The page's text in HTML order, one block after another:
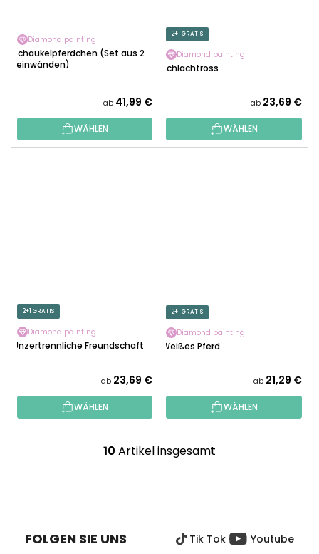
Diamond painting
Schaukelpferdchen (Set aus 2
Leinwänden)
ab 41,99 €
WÄHLEN
2+1 GRATIS
Diamond painting
Schlachtross
ab 23,69 €
WÄHLEN
2+1 GRATIS
Diamond painting
Unzertrennliche Freundschaft
ab 23,69 €
WÄHLEN
2+1 GRATIS
Diamond painting
Weißes Pferd
ab 21,29 €
WÄHLEN
S
10 Artikel insgesamt
FOLGEN SIE UNS Tik Tok Youtube